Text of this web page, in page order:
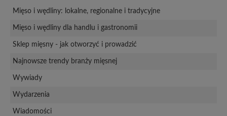
Mięso i wędliny: lokalne, regionalne i tradycyjne
Mięso i wędliny dla handlu i gastronomii
Sklep mięsny - jak otworzyć i prowadzić
Najnowsze trendy branży mięsnej
Wywiady
Wydarzenia
Wiadomości